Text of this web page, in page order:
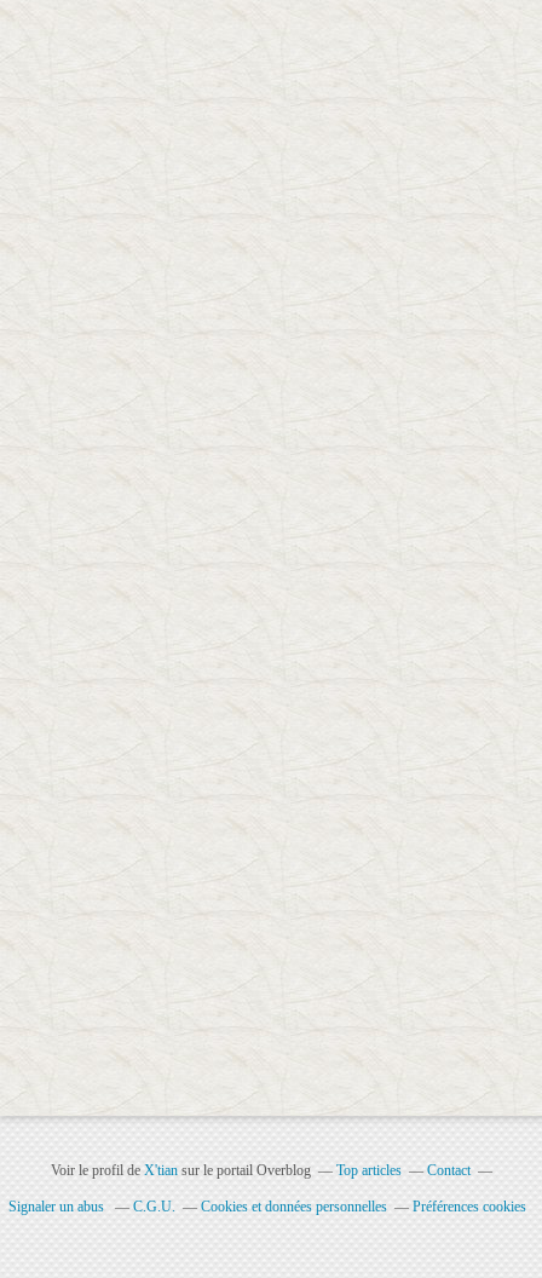
Voir le profil de X'tiansur le portail Overblog Top articles Contact
Signaler un abus C.G.U. Cookies et données personnelles Préférences cookies